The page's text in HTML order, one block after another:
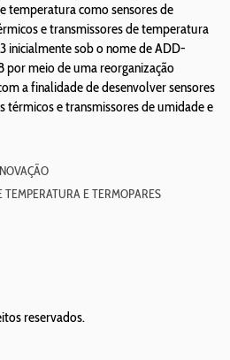
temperatura como sensores de
e transmissores de temperatura
inicialmente sob o nome de ADD-
por meio de uma reorganização
a finalidade de desenvolver sensores
e transmissores de umidade e
TEMPERATURA E TERMOPARES
reservados.